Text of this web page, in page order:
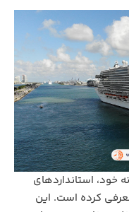
خود، استانداردهای
کرده است. این